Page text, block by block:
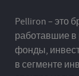
Pelliron – это
работавшие в
фонды,
в сегменте